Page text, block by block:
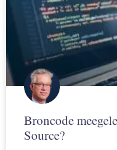
Broncode
Source?